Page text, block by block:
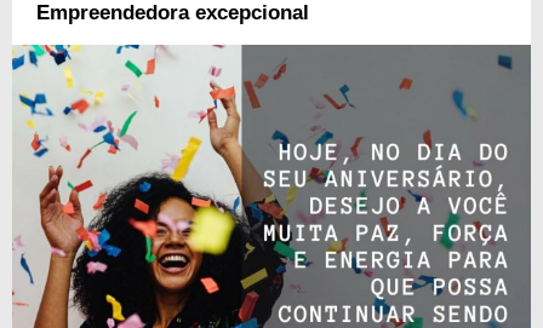
Empreendedora excepcional